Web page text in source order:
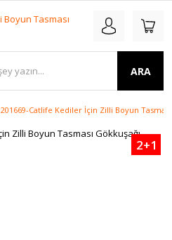
ARA
201669-Catlife Kediler İçin Zilli Boyun Tasması
2+1